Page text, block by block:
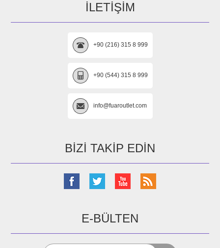
İLETIŞIM
+90 (216) 315 8 999
+90 (544) 315 8 999
info@fuaroutlet.com
BIZI TAKIP EDIN
E-BÜLTEN